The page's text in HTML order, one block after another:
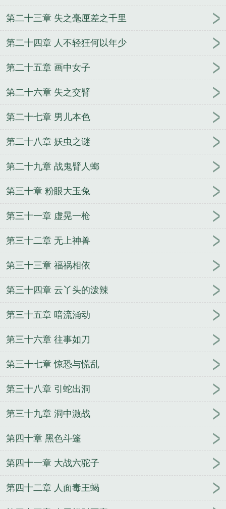
第二十三章 失之毫厘差之千里
第二十四章 人不轻狂何以年少
第二十五章 画中女子
第二十六章 失之交臂
第二十七章 男儿本色
第二十八章 妖虫之谜
第二十九章 战鬼臂人螂
第三十章 粉眼大玉兔
第三十一章 虚晃一枪
第三十二章 无上神兽
第三十三章 福祸相依
第三十四章 云丫头的泼辣
第三十五章 暗流涌动
第三十六章 往事如刀
第三十七章 惊恐与慌乱
第三十八章 引蛇出洞
第三十九章 洞中激战
第四十章 黑色斗篷
第四十一章 大战六驼子
第四十二章 人面毒王蝎